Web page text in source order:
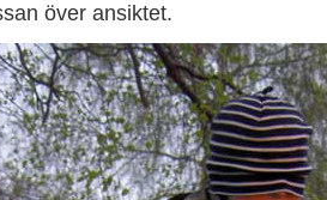
över ansiktet.